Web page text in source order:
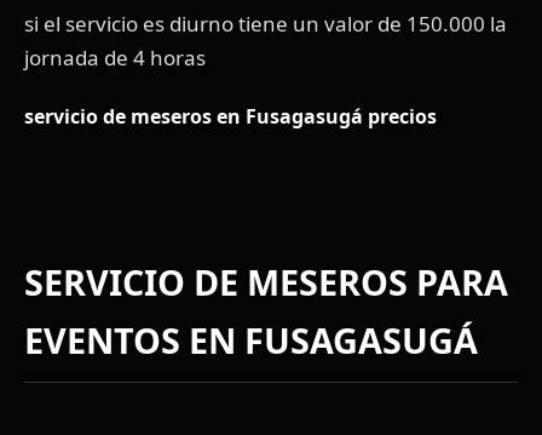
si el servicio es diurno tiene un valor de 150.000 la
jornada de 4 horas
servicio de meseros en Fusagasugá precios
SERVICIO DE MESEROS PARA
EVENTOS EN FUSAGASUGÁ